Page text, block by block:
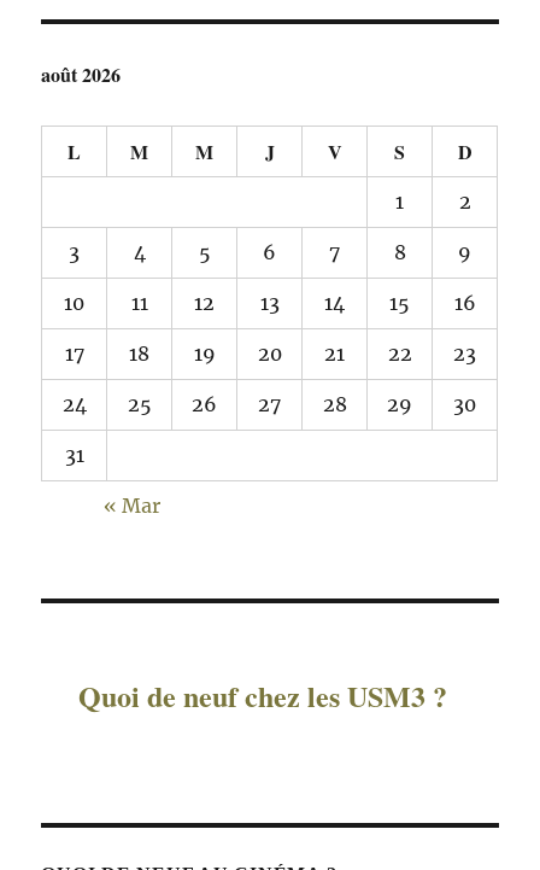
août 2026
L M M J V S D
1 2
3 4 5 6 7 8 9
10 11 12 13 14 15 16
17 18 19 20 21 22 23
24 25 26 27 28 29 30
31
« Mar
Quoi de neuf chez les USM3 ?